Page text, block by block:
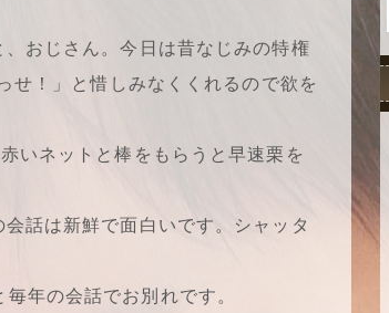
おじさん。今日は昔なじみの特権
せ！」と惜しみなくくれるので欲を
いネットと棒をもらうと早速栗を
話は新鮮で面白いです。シャッタ
年の会話でお別れです。